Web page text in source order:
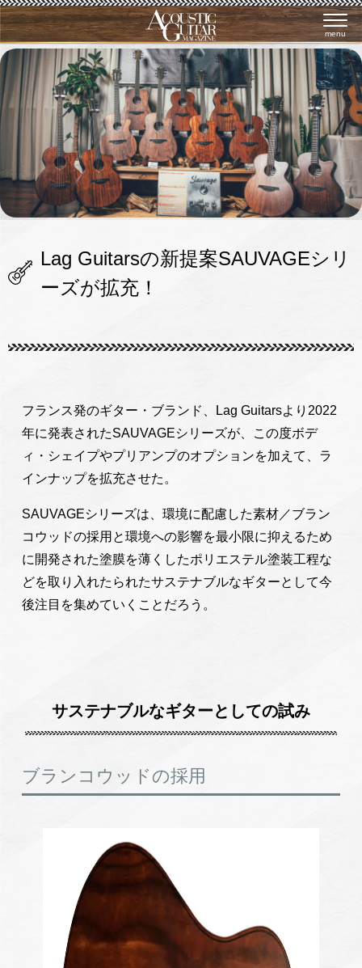
menu
Lag Guitarsの新提案SAUVAGEシリ
ーズが拡充！
フランス発のギター・ブランド、Lag Guitarsより2022
年に発表されたSAUVAGEシリーズが、この度ボデ
ィ・シェイプやプリアンプのオプションを加えて、ラ
インナップを拡充させた。
SAUVAGEシリーズは、環境に配慮した素材／ブラン
コウッドの採用と環境への影響を最小限に抑えるため
に開発された塗膜を薄くしたポリエステル塗装工程な
どを取り入れたられたサステナブルなギターとして今
後注目を集めていくことだろう。
サステナブルなギターとしての試み
ブランコウッドの採用